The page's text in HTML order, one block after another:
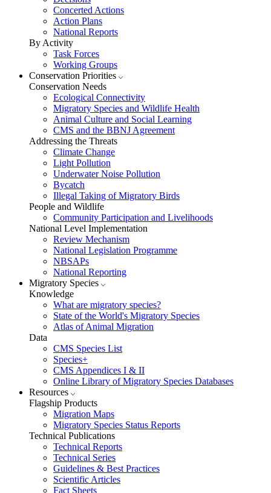
Concerted Actions
Action Plans
National Reports
By Activity
Task Forces
Working Groups
Conservation Priorities
Conservation Needs
Ecological Connectivity
Migratory Species and Wildlife Health
Animal Culture and Social Learning
CMS and the BBNJ Agreement
Addressing the Threats
Climate Change
Light Pollution
Underwater Noise Pollution
Bycatch
Illegal Taking of Migratory Birds
People and Wildlife
Community Participation and Livelihoods
National Level Implementation
Review Mechanism
National Legislation Programme
NBSAPs
National Reporting
Migratory Species
Knowledge
What are migratory species?
State of the World's Migratory Species
Atlas of Animal Migration
Data
CMS Species List
Species+
CMS Appendices I & II
Online Library of Migratory Species Databases
Resources
Flagship Products
Migration Maps
Migratory Species Status Reports
Technical Publications
Technical Reports
Technical Series
Guidelines & Best Practices
Scientific Articles
Fact Sheets